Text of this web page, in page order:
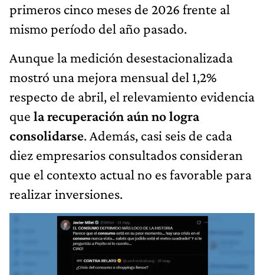
primeros cinco meses de 2026 frente al
mismo período del año pasado.
Aunque la medición desestacionalizada
mostró una mejora mensual del 1,2%
respecto de abril, el relevamiento evidencia
que la recuperación aún no logra
consolidarse. Además, casi seis de cada
diez empresarios consultados consideran
que el contexto actual no es favorable para
realizar inversiones.